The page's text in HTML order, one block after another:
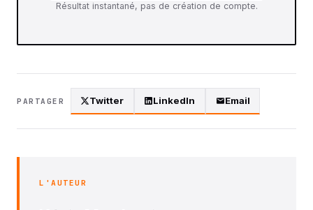
Résultat instantané, pas de création de compte.
PARTAGER Twitter LinkedIn Email
L'AUTEUR